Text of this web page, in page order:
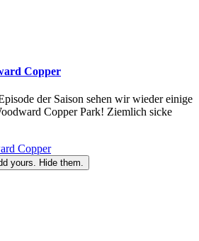
Copper
der Saison sehen wir wieder einige
Copper Park! Ziemlich sicke
Copper
yours. Hide them.